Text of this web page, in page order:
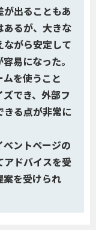
出ることもあ
あるが、大きな
がら安定して
易になった。
を使うこと
でき、外部フ
きる点が非常に
ントページの
ドバイスを受
案を受けられ